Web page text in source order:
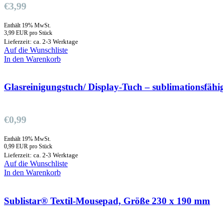
€3,99
Enthält 19% MwSt.
3,99 EUR pro Stück
Lieferzeit: ca. 2-3 Werktage
Auf die Wunschliste
In den Warenkorb
Glasreinigungstuch/ Display-Tuch –
€0,99
Enthält 19% MwSt.
0,99 EUR pro Stück
Lieferzeit: ca. 2-3 Werktage
Auf die Wunschliste
In den Warenkorb
Sublistar® Textil-Mousepad, Größe 230 x 190 mm